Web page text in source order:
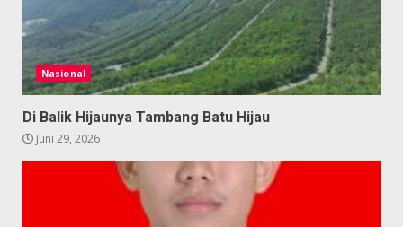
Nasional
Di Balik Hijaunya Tambang Batu Hijau
Juni 29, 2026